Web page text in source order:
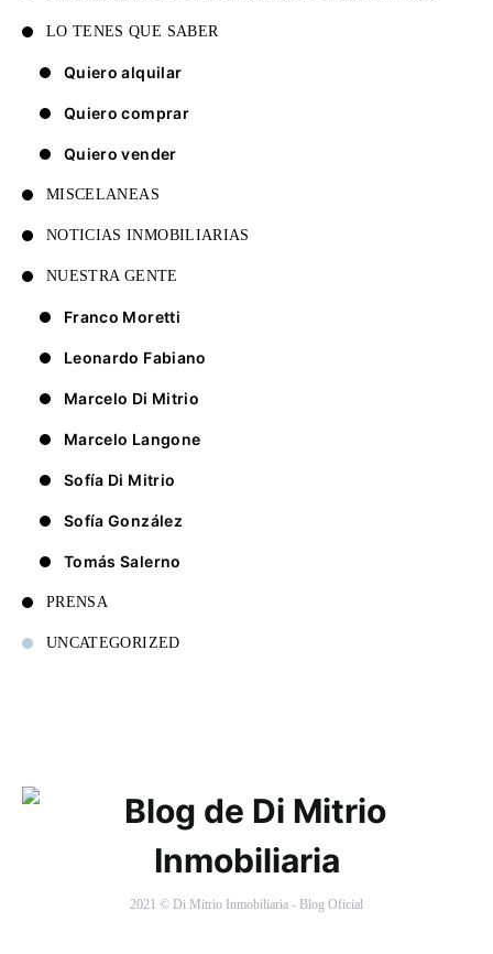
LO TENES QUE SABER
Quiero alquilar
Quiero comprar
Quiero vender
MISCELANEAS
NOTICIAS INMOBILIARIAS
NUESTRA GENTE
Franco Moretti
Leonardo Fabiano
Marcelo Di Mitrio
Marcelo Langone
Sofía Di Mitrio
Sofía González
Tomás Salerno
PRENSA
UNCATEGORIZED
2021 © Di Mitrio Inmobiliaria - Blog Oficial